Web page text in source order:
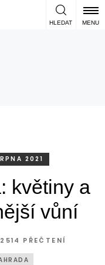
HLEDAT MENU
2021
květiny a
vůní
PŘEČTENÍ